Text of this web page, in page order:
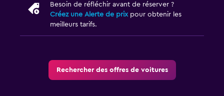
Besoin de réfléchir avant de réserver ?
Créez une Alerte de prixpour obtenir les
meilleurs tarifs.
Rechercher des offres de voitures